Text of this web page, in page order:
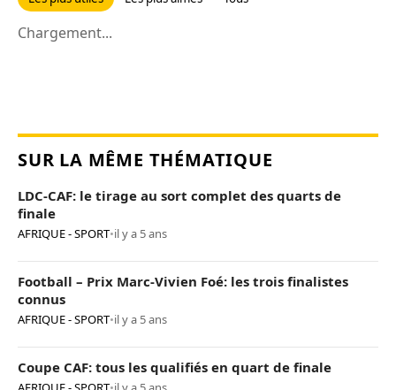
Chargement...
SUR LA MÊME THÉMATIQUE
LDC-CAF: le tirage au sort complet des quarts de
finale
AFRIQUE - SPORT•il y a 5 ans
Football – Prix Marc-Vivien Foé: les trois finalistes
connus
AFRIQUE - SPORT•il y a 5 ans
Coupe CAF: tous les qualifiés en quart de finale